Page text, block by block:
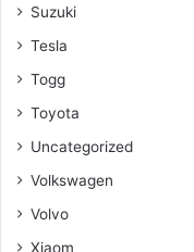
Suzuki
Tesla
Togg
Toyota
Uncategorized
Volkswagen
Volvo
Xiaom